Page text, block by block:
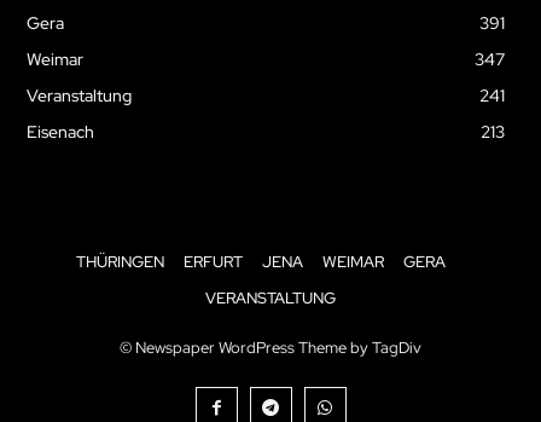
Gera
391
Weimar
347
Veranstaltung
241
Eisenach
213
THÜRINGEN ERFURT JENA WEIMAR
GERA
VERANSTALTUNG
© Newspaper WordPress Theme by TagDiv